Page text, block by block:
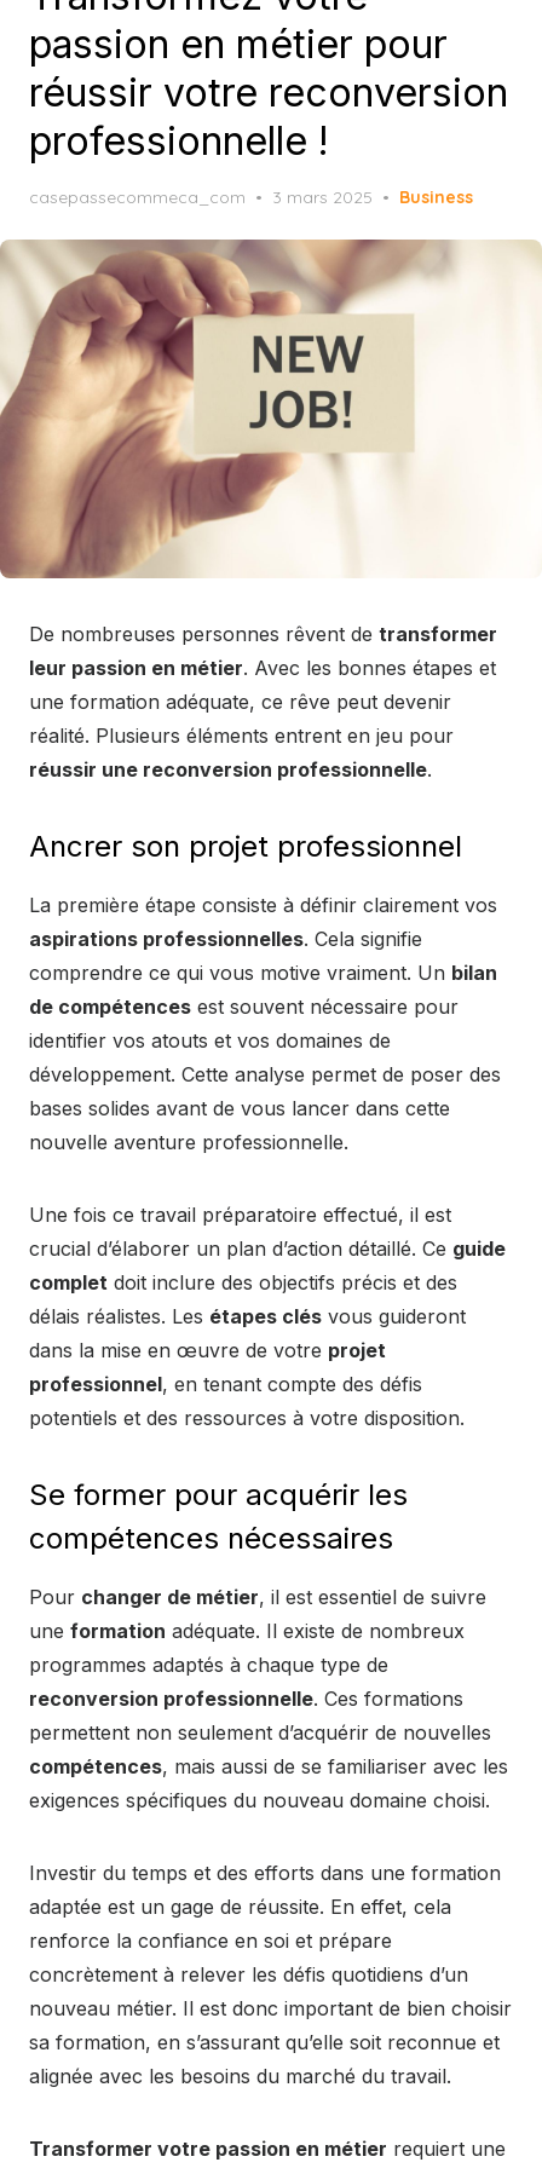
passion en métier pour
réussir votre reconversion
professionnelle !
casepassecommeca_com
Posted
3 mars 2025 Business
De nombreuses personnes rêvent de transformer
leur passion en métier. Avec les bonnes étapes et
une formation adéquate, ce rêve peut devenir
réalité. Plusieurs éléments entrent en jeu pour
réussir une reconversion professionnelle.
Ancrer son projet professionnel
La première étape consiste à définir clairement vos
aspirations professionnelles. Cela signifie
comprendre ce qui vous motive vraiment. Un bilan
de compétences est souvent nécessaire pour
identifier vos atouts et vos domaines de
développement. Cette analyse permet de poser des
bases solides avant de vous lancer dans cette
nouvelle aventure professionnelle.
Une fois ce travail préparatoire effectué, il est
crucial d’élaborer un plan d’action détaillé. Ce guide
complet doit inclure des objectifs précis et des
délais réalistes. Les étapes clés vous guideront
dans la mise en œuvre de votre projet
professionnel, en tenant compte des défis
potentiels et des ressources à votre disposition.
Se former pour acquérir les
compétences nécessaires
Pour changer de métier, il est essentiel de suivre
une formation adéquate. Il existe de nombreux
programmes adaptés à chaque type de
reconversion professionnelle. Ces formations
permettent non seulement d’acquérir de nouvelles
compétences, mais aussi de se familiariser avec les
exigences spécifiques du nouveau domaine choisi.
Investir du temps et des efforts dans une formation
adaptée est un gage de réussite. En effet, cela
renforce la confiance en soi et prépare
concrètement à relever les défis quotidiens d’un
nouveau métier. Il est donc important de bien choisir
sa formation, en s’assurant qu’elle soit reconnue et
alignée avec les besoins du marché du travail.
Transformer votre passion en métier requiert une